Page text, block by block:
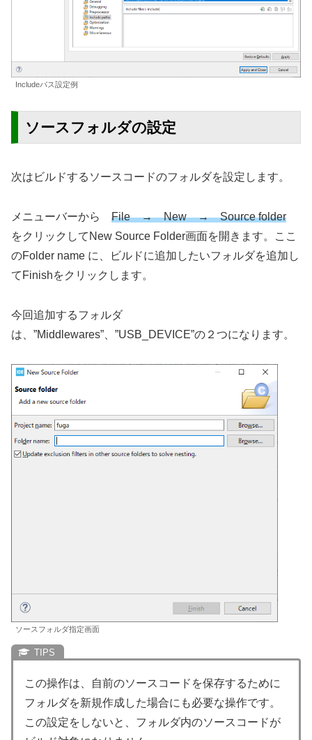
Includeパス設定例
ソースフォルダの設定
次はビルドするソースコードのフォルダを設定します。
メニューバーから File → New → Source folder
をクリックしてNew Source Folder画面を開きます。ここ
のFolder name に、ビルドに追加したいフォルダを追加し
てFinishをクリックします。
今回追加するフォルダ
は、”Middlewares”、”USB_DEVICE”の２つになります。
ソースフォルダ指定画面
この操作は、自前のソースコードを保存するために
フォルダを新規作成した場合にも必要な操作です。
この設定をしないと、フォルダ内のソースコードが